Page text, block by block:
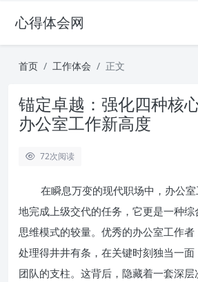
心得体会网
首页 工作体会 正文
锚定卓越：强化四种核
办公室工作新高度
72次阅读
在瞬息万变的现代职场中，办公
地完成上级交代的任务，它更是一种
思维模式的较量。优秀的办公室工作
处理得井井有条，在关键时刻独当一
团队的支柱。这背后，隐藏着一套深